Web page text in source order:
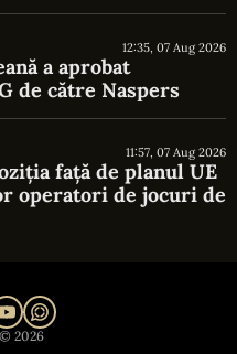
12:35, 07 Aug 2026
a aprobat
de către Naspers
11:57, 07 Aug 2026
față de planul UE
operatori de jocuri de
2026